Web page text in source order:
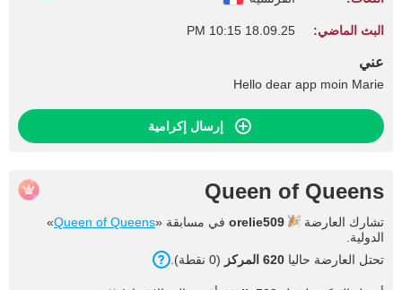
البث الماضي: 18.09.25 10:15 PM
عني
Hello dear app moin Marie
إرسال إكرامية
Queen of Queens
تشارك العارضة orelie509 في مسابقة «Queen of Queens
»
الدولية.
تحتل العارضة حاليا 620 المركز (0 نقطة).